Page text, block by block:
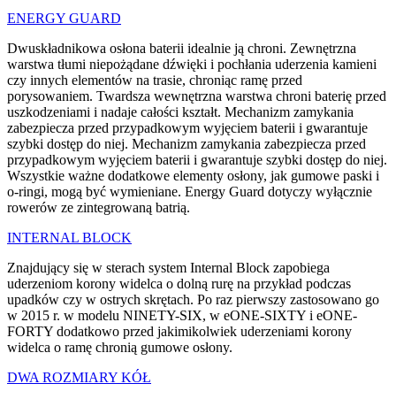
ENERGY GUARD
Dwuskładnikowa osłona baterii idealnie ją chroni. Zewnętrzna
warstwa tłumi niepożądane dźwięki i pochłania uderzenia kamieni
czy innych elementów na trasie, chroniąc ramę przed
porysowaniem. Twardsza wewnętrzna warstwa chroni baterię przed
uszkodzeniami i nadaje całości kształt. Mechanizm zamykania
zabezpiecza przed przypadkowym wyjęciem baterii i gwarantuje
szybki dostęp do niej. Mechanizm zamykania zabezpiecza przed
przypadkowym wyjęciem baterii i gwarantuje szybki dostęp do niej.
Wszystkie ważne dodatkowe elementy osłony, jak gumowe paski i
o-ringi, mogą być wymieniane. Energy Guard dotyczy wyłącznie
rowerów ze zintegrowaną batrią.
INTERNAL BLOCK
Znajdujący się w sterach system Internal Block zapobiega
uderzeniom korony widelca o dolną rurę na przykład podczas
upadków czy w ostrych skrętach. Po raz pierwszy zastosowano go
w 2015 r. w modelu NINETY-SIX, w eONE-SIXTY i eONE-
FORTY dodatkowo przed jakimikolwiek uderzeniami korony
widelca o ramę chronią gumowe osłony.
DWA ROZMIARY KÓŁ